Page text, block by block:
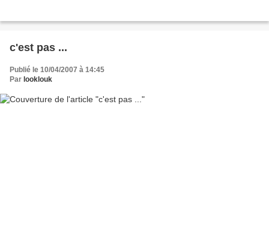
c'est pas ...
Publié le 10/04/2007 à 14:45
Par looklouk